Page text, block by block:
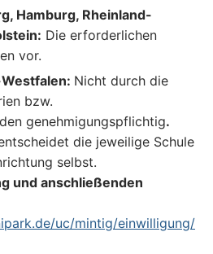
Hamburg, Rheinland-
Die erforderlichen
vor.
Nicht durch die
bzw.
genehmigungspflichtig.
die jeweilige Schule
selbst.
und anschließenden
uc/mintig/einwilligung/